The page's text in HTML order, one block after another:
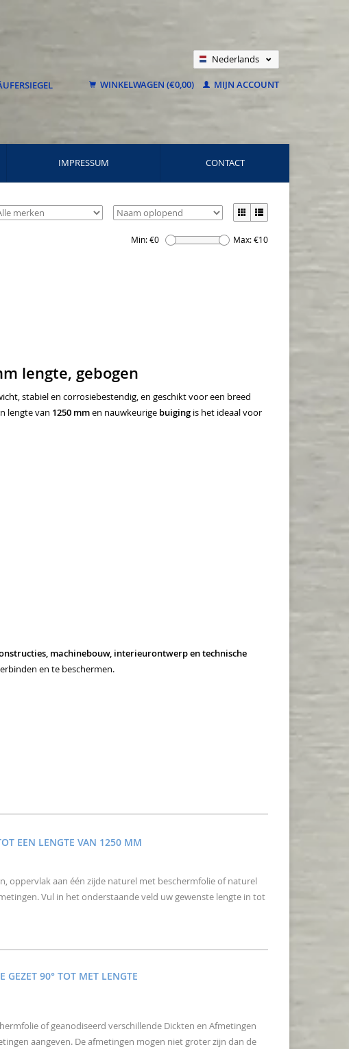
Nederlands
Français
WINKELWAGEN (€0,00) MIJN ACCOUNT
IMPRESSUM CONTACT
Min: €0 Max: €10
lengte, gebogen
stabiel en corrosiebestendig, en geschikt voor een breed
lengte van 1250 mmen nauwkeurige buiging is het ideaal voor
machinebouw, interieurontwerp en technische
en te beschermen.
EEN LENGTE VAN 1250 MM
oppervlak aan één zijde naturel met beschermfolie of naturel
Vul in het onderstaande veld uw gewenste lengte in tot
GEZET 90° TOT MET LENGTE
of geanodiseerd verschillende Dickten en Afmetingen
aangeven. De afmetingen mogen niet groter zijn dan de